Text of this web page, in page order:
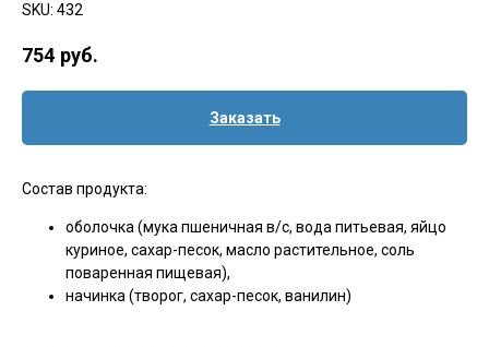
SKU: 432
754 руб.
Заказать
Состав продукта:
оболочка (мука пшеничная в/с, вода питьевая, яйцо
куриное, сахар-песок, масло растительное, соль
поваренная пищевая),
начинка (творог, сахар-песок, ванилин)